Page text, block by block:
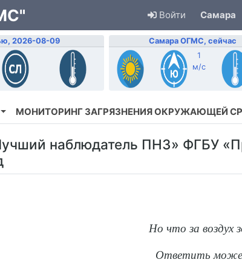
Войти Самара
2026-08-09
Самара ОГМС, сейчас
1
м/с
МОНИТОРИНГ ЗАГРЯЗНЕНИЯ ОКРУЖАЮЩЕЙ
наблюдатель ПНЗ» ФГБУ
Но что за воздух
Ответить